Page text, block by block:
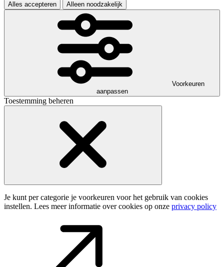
Alles accepteren Alleen noodzakelijk
Voorkeuren
aanpassen
Toestemming beheren
Je kunt per categorie je voorkeuren voor het gebruik van cookies
instellen. Lees meer informatie over cookies op onze privacy policy